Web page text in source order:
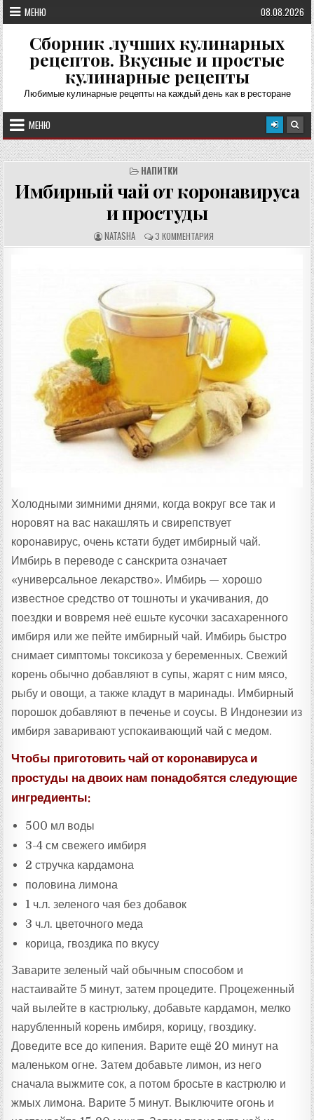
Перейти
к
содержимому
МЕНЮ 08.08.2026
Сборник лучших кулинарных
рецептов. Вкусные и простые
кулинарные рецепты
Любимые кулинарные рецепты на каждый день как в ресторане
МЕНЮ
НАПИТКИ
Имбирный чай от коронавируса
и простуды
А
В
Т
Ц
Е
П
Т
А
:
NATASHA О
Т
З
3 КОММЕНТАРИЯ
Холодными зимними днями, когда вокруг все так и
норовят на вас накашлять и свирепствует
коронавирус, очень кстати будет имбирный чай.
Имбирь в переводе с санскрита означает
«универсальное лекарство». Имбирь — хорошо
известное средство от тошноты и укачивания, до
поездки и вовремя неё ешьте кусочки засахаренного
имбиря или же пейте имбирный чай. Имбирь быстро
снимает симптомы токсикоза у беременных. Свежий
корень обычно добавляют в супы, жарят с ним мясо,
рыбу и овощи, а также кладут в маринады. Имбирный
порошок добавляют в печенье и соусы. В Индонезии из
имбиря заваривают успокаивающий чай с медом.
Чтобы приготовить чай от коронавируса и
простуды на двоих нам понадобятся следующие
ингредиенты:
500 мл воды
3-4 см свежего имбиря
2 стручка кардамона
половина лимона
1 ч.л. зеленого чая без добавок
3 ч.л. цветочного меда
корица, гвоздика по вкусу
Заварите зеленый чай обычным способом и
настаивайте 5 минут, затем процедите. Процеженный
чай вылейте в кастрюльку, добавьте кардамон, мелко
нарубленный корень имбиря, корицу, гвоздику.
Доведите все до кипения. Варите ещё 20 минут на
маленьком огне. Затем добавьте лимон, из него
сначала выжмите сок, а потом бросьте в кастрюлю и
жмых лимона. Варите 5 минут. Выключите огонь и